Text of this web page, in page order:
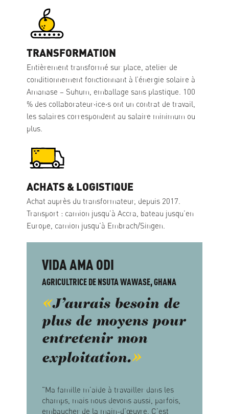
TRANSFORMATION
Entièrement transformé sur place, atelier de
conditionnement fonctionnant à l’énergie solaire à
Amanase – Suhum, emballage sans plastique. 100
% des collaborateur·ice·s ont un contrat de travail,
les salaires correspondent au salaire minimum ou
plus.
ACHATS & LOGISTIQUE
Achat auprès du transformateur, depuis 2017.
Transport : camion jusqu’à Accra, bateau jusqu’en
Europe, camion jusqu'à Embrach/Singen.
VIDA AMA ODI
AGRICULTRICE DE NSUTA WAWASE, GHANA
J’aurais besoin de
plus de moyens pour
entretenir mon
exploitation.
"Ma famille m’aide à travailler dans les
champs, mais nous devons aussi, parfois,
embaucher de la main-d’œuvre. C’est